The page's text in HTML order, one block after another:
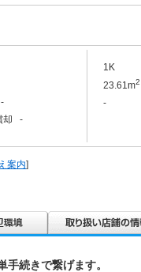
却 -
1K
23.61m2
-
案内]
手続きで繋げます。